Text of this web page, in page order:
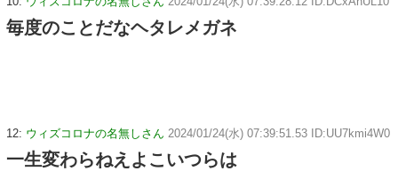
毎度のことだなヘタレメガネ
12: ウィズコロナの名無しさん 2024/01/24(水) 07:39:51.53 ID:UU7kmi4W0
一生変わらねえよこいつらは